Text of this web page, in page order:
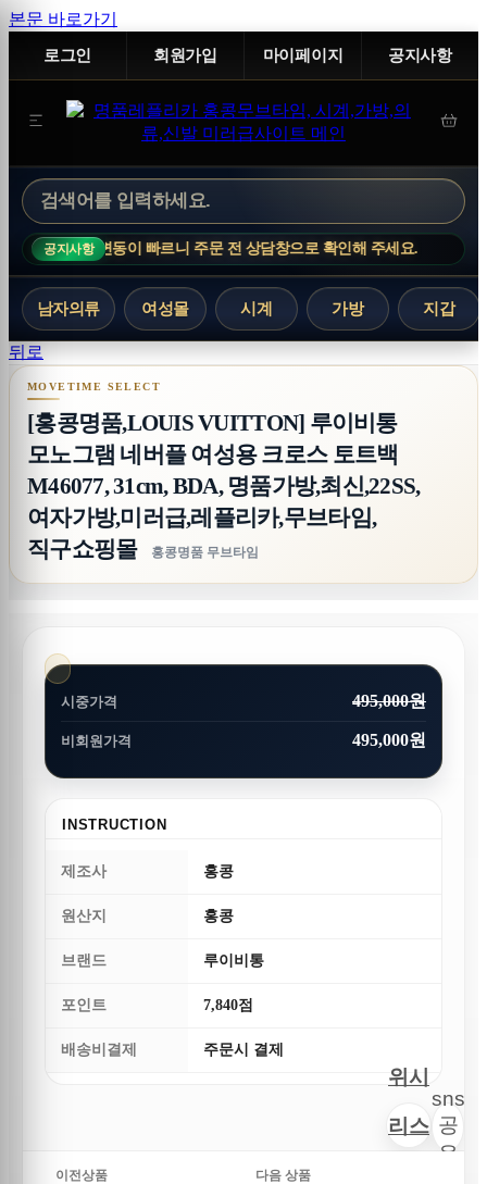
본문 바로가기
로그인 회원가입 마이페이지 공지사항
공지사항
변동이 빠르니 주문 전 상담창으로 확인해 주세요. MOVETIME
남자의류 여성몰 시계 가방 지갑
[홍콩명품,LOUIS VUITTON] 루이비통 모노그램
뒤로
[홍콩명품,LOUIS VUITTON] 루이비통
모노그램 네버플 여성용 크로스 토트백
M46077, 31cm, BDA, 명품가방,최신,22SS,
여자가방,미러급,레플리카,무브타임,
직구쇼핑몰
홍콩명품 무브타임
시중가격 495,000원
비회원가격 495,000원
INSTRUCTION
제조사 홍콩
원산지 홍콩
브랜드 루이비통
포인트 7,840점
배송비결제 주문시 결제
위시
리스
sns
공
유
이전상품 다음 상품